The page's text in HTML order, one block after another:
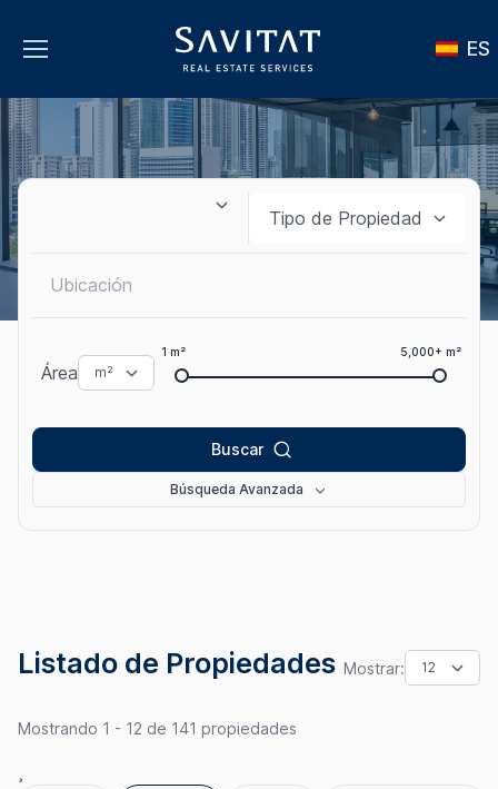
ES
Área
1 m² 5,000+ m²
Buscar
Búsqueda Avanzada
Construcción
Estacionamientos
Listado de Propiedades Mostrar:
Mostrando 1 - 12 de 141 propiedades